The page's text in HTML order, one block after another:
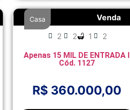
Venda
Casa
2 2 1 2
Apenas 15 MIL DE ENTRADA I
Cód. 1127
R$ 360.000,00